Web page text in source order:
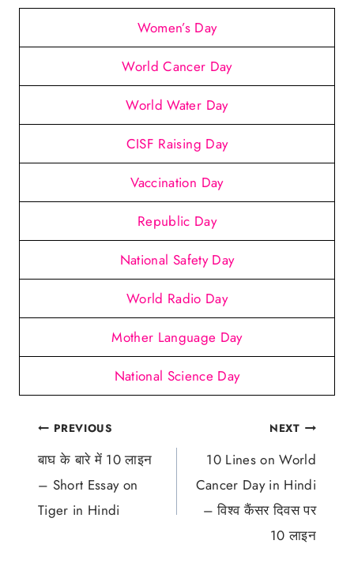
Women’s Day
World Cancer Day
World Water Day
CISF Raising Day
Vaccination Day
Republic Day
National Safety Day
World Radio Day
Mother Language Day
National Science Day
Post
navigation
PREVIOUS
बाघ के बारे में 10 लाइन
– Short Essay on
Tiger in Hindi
NEXT
10 Lines on World
Cancer Day in Hindi
– विश्व कैंसर दिवस पर
10 लाइन